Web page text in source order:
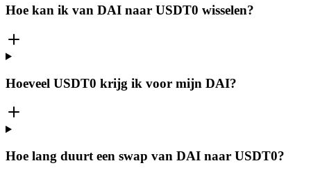
Hoe kan ik van DAI naar USDT0 wisselen?
Hoeveel USDT0 krijg ik voor mijn DAI?
Hoe lang duurt een swap van DAI naar USDT0?